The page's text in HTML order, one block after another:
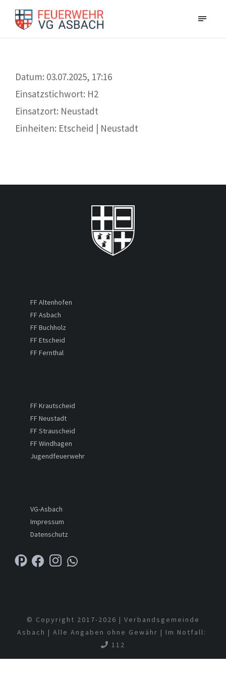
Datum: 03.07.2025, 17:16
Einsatzstichwort: H2
Einsatzort: Neustadt
Einheiten: Etscheid | Neustadt
FF Altenhofen
FF Asbach
FF Buchholz
FF Etscheid
FF Fernthal
FF Krautscheid
FF Neustadt
FF Strauscheid
FF Windhagen
Jugendfeuerwehr
VG-Asbach
Impressum
Datenschutz
© Copyright 2017-2026 | Verbandsgemeinde
Asbach | Alle Angaben ohne Gewähr | Im Notfall:
112